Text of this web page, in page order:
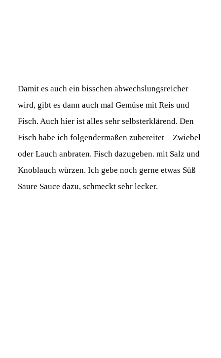
Damit es auch ein bisschen abwechslungsreicher
wird, gibt es dann auch mal Gemüse mit Reis und
Fisch. Auch hier ist alles sehr selbsterklärend. Den
Fisch habe ich folgendermaßen zubereitet – Zwiebel
oder Lauch anbraten. Fisch dazugeben. mit Salz und
Knoblauch würzen. Ich gebe noch gerne etwas Süß
Saure Sauce dazu, schmeckt sehr lecker.